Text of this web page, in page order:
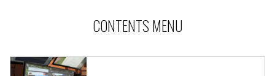
CONTENTS MENU